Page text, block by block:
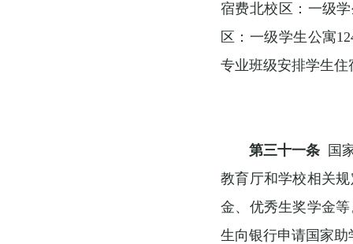
宿费北校区：一级
区：一级学生公寓
专业班级安排学生住
第三十一条 国
教育厅和学校相关
金、优秀生奖学金
生向银行申请国家助